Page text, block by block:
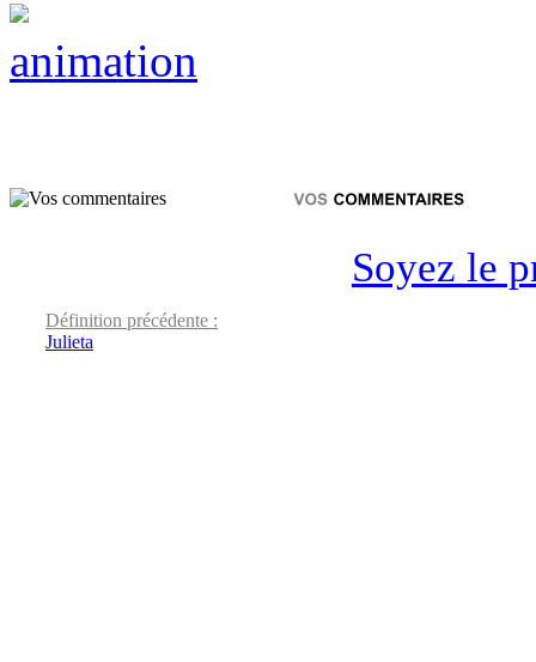
animation
Soyez le
Définition précédente :
Julieta